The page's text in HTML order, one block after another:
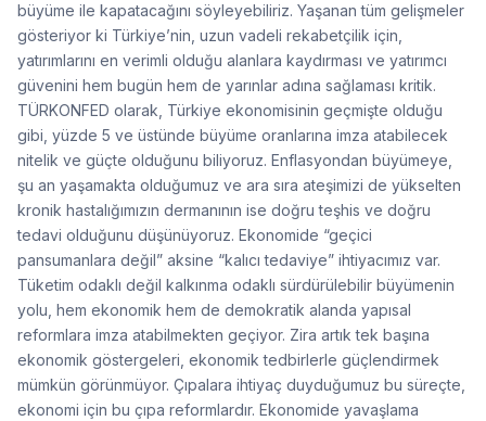
büyüme ile kapatacağını söyleyebiliriz. Yaşanan tüm gelişmeler
gösteriyor ki Türkiye’nin, uzun vadeli rekabetçilik için,
yatırımlarını en verimli olduğu alanlara kaydırması ve yatırımcı
güvenini hem bugün hem de yarınlar adına sağlaması kritik.
TÜRKONFED olarak, Türkiye ekonomisinin geçmişte olduğu
gibi, yüzde 5 ve üstünde büyüme oranlarına imza atabilecek
nitelik ve güçte olduğunu biliyoruz. Enflasyondan büyümeye,
şu an yaşamakta olduğumuz ve ara sıra ateşimizi de yükselten
kronik hastalığımızın dermanının ise doğru teşhis ve doğru
tedavi olduğunu düşünüyoruz. Ekonomide “geçici
pansumanlara değil” aksine “kalıcı tedaviye” ihtiyacımız var.
Tüketim odaklı değil kalkınma odaklı sürdürülebilir büyümenin
yolu, hem ekonomik hem de demokratik alanda yapısal
reformlara imza atabilmekten geçiyor. Zira artık tek başına
ekonomik göstergeleri, ekonomik tedbirlerle güçlendirmek
mümkün görünmüyor. Çıpalara ihtiyaç duyduğumuz bu süreçte,
ekonomi için bu çıpa reformlardır. Ekonomide yavaşlama